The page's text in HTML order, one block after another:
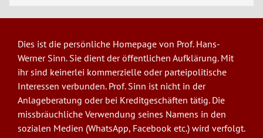
Dies ist die persönliche Homepage von Prof. Hans-
Werner Sinn. Sie dient der öffentlichen Aufklärung. Mit
ihr sind keinerlei kommerzielle oder parteipolitische
Interessen verbunden. Prof. Sinn ist nicht in der
Anlageberatung oder bei Kreditgeschäften tätig. Die
missbräuchliche Verwendung seines Namens in den
sozialen Medien (WhatsApp, Facebook etc.) wird verfolgt.